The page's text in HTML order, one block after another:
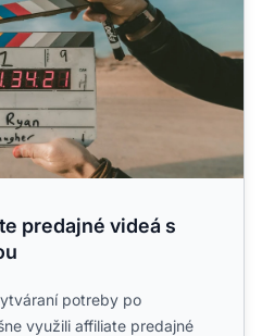
predajné videá s
potreby po
využili affiliate predajné